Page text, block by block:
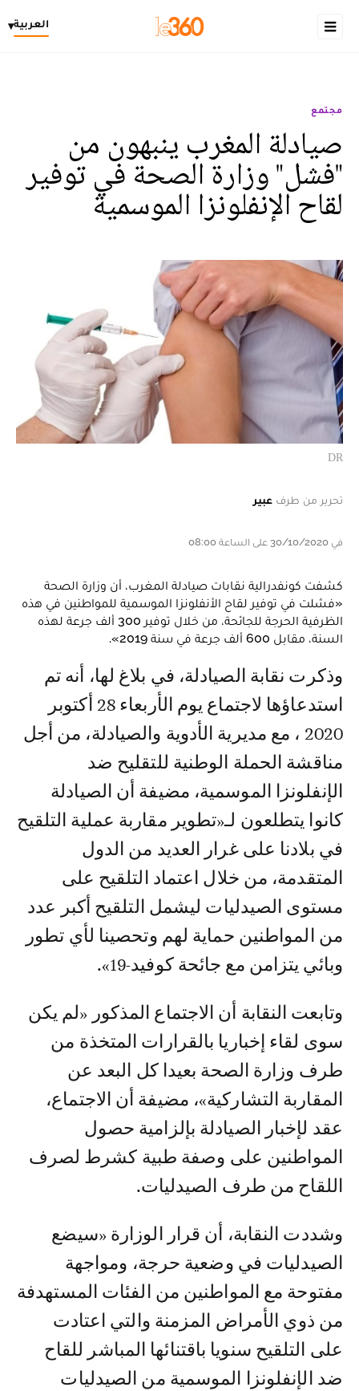
العربية▾
مجتمع
صيادلة المغرب ينبهون من
"فشل" وزارة الصحة في توفير
لقاح الإنفلونزا الموسمية
DR
تحرير من طرف عبير
في 30/10/2020 على الساعة 08:00
كشفت كونفدرالية نقابات صيادلة المغرب، أن وزارة الصحة
«فشلت في توفير لقاح الأنفلونزا الموسمية للمواطنين في هذه
الظرفية الحرجة للجائحة، من خلال توفير 300 ألف جرعة لهذه
السنة، مقابل 600 ألف جرعة في سنة 2019».
وذكرت نقابة الصيادلة، في بلاغ لها، أنه تم
استدعاؤها لاجتماع يوم الأربعاء 28 أكتوبر
2020 ، مع مديرية الأدوية والصيادلة، من أجل
مناقشة الحملة الوطنية للتقليح ضد
الإنفلونزا الموسمية، مضيفة أن الصيادلة
كانوا يتطلعون لـ«تطوير مقاربة عملية التلقيح
في بلادنا على غرار العديد من الدول
المتقدمة، من خلال اعتماد التلقيح على
مستوى الصيدليات ليشمل التلقيح أكبر عدد
من المواطنين حماية لهم وتحصينا لأي تطور
وبائي يتزامن مع جائحة كوفيد-19».
وتابعت النقابة أن الاجتماع المذكور «لم يكن
سوى لقاء إخباريا بالقرارات المتخذة من
طرف وزارة الصحة بعيدا كل البعد عن
المقاربة التشاركية»، مضيفة أن الاجتماع،
عقد لإخبار الصيادلة بإلزامية حصول
المواطنين على وصفة طبية كشرط لصرف
اللقاح من طرف الصيدليات.
وشددت النقابة، أن قرار الوزارة «سيضع
الصيدليات في وضعية حرجة، ومواجهة
مفتوحة مع المواطنين من الفئات المستهدفة
من ذوي الأمراض المزمنة والتي اعتادت
على التلقيح سنويا باقتنائها المباشر للقاح
ضد الإنفلونزا الموسمية من الصيدليات